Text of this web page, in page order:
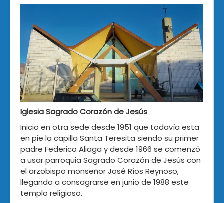
Iglesia Sagrado Corazón de Jesús
Inicio en otra sede desde 1951 que todavía esta
en pie la capilla Santa Teresita siendo su primer
padre Federico Aliaga y desde 1966 se comenzó
a usar parroquia Sagrado Corazón de Jesús con
el arzobispo monseñor José Ríos Reynoso,
llegando a consagrarse en junio de 1988 este
templo religioso.